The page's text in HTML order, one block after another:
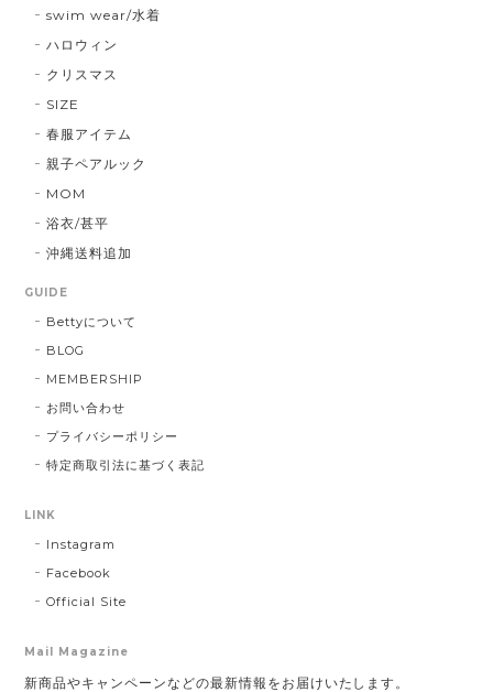
swim wear/水着
ハロウィン
クリスマス
SIZE
春服アイテム
親子ペアルック
MOM
浴衣/甚平
沖縄送料追加
GUIDE
Bettyについて
BLOG
MEMBERSHIP
お問い合わせ
プライバシーポリシー
特定商取引法に基づく表記
LINK
Instagram
Facebook
Official Site
Mail Magazine
新商品やキャンペーンなどの最新情報をお届けいたします。